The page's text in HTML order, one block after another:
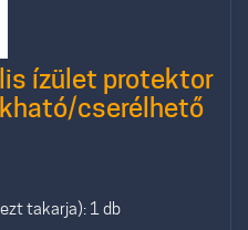
ízület protektor
cserélhető
takarja): 1 db